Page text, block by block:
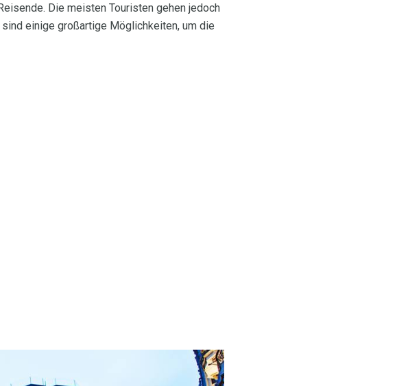
Die meisten Touristen gehen jedoch
einige großartige Möglichkeiten, um die